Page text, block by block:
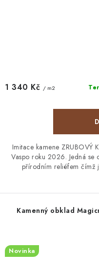
1 340 Kč / m2
Imitace kamene ZRUBOVÝ
Vaspo roku 2026. Jedná se
přírodním reliéfem čímž
Kamenný obklad
Novinka